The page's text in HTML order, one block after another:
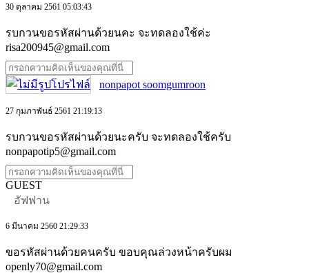
30 ตุลาคม 2561 05:03:43
รบกวนขอรหัสผ่านด้วยนคะ จะทดลองใช้ค่ะ
risa200945@gmail.com
nonpapot soomgumroon
27 กุมภาพันธ์ 2561 21:19:13
รบกวนขอรหัสผ่านด้วยนะครับ จะทดลองใช้ครับ
nonpapotip5@gmail.com
GUEST
อัฟฟาน
6 มีนาคม 2560 21:29:33
ขอรหัสผ่านด้วยคนครับ ขอบคุณล่วงหน้าครับผม
openly70@gmail.com